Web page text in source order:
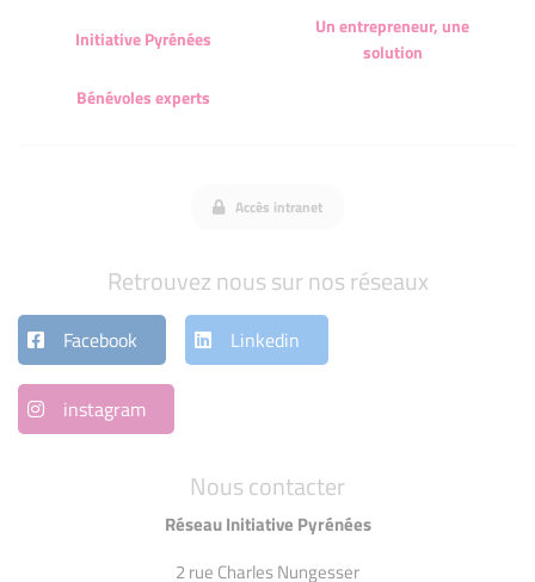
Nous contacter
Réseau Initiative Pyrénées
2 rue Charles Nungesser
Initiative Pyrénées
Un entrepreneur, une
solution
Bénévoles experts
Accès intranet
Retrouvez nous sur nos réseaux
Facebook Linkedin
instagram